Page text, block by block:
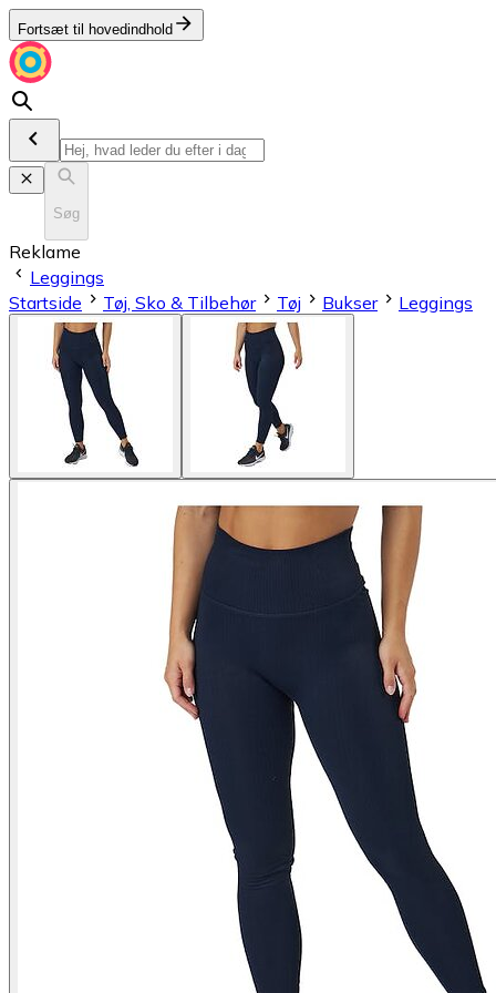
Fortsæt til hovedindhold
Søg
Reklame
Leggings
Startside
Tøj, Sko & Tilbehør Tøj Bukser Leggings